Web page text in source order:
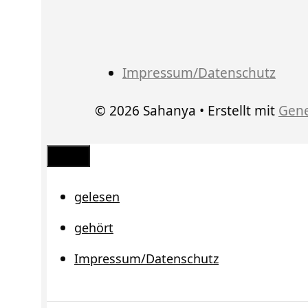
Impressum/Datenschutz
© 2026 Sahanya • Erstellt mit
gelesen
gehört
Impressum/Datenschutz